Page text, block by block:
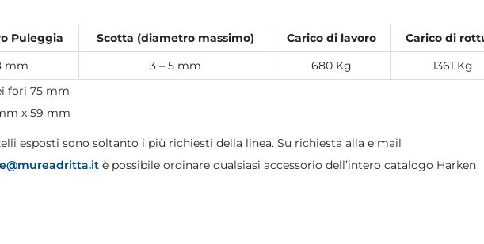
Puleggia Scotta (diametro massimo) Carico di lavoro
Carico di
mm
3 – 5 mm 680 Kg
1361 Kg
fori 75 mm
x 59 mm
esposti sono soltanto i più richiesti della linea. Su richiesta alla e mail
è possibile ordinare qualsiasi accessorio dell’intero catalogo Harken